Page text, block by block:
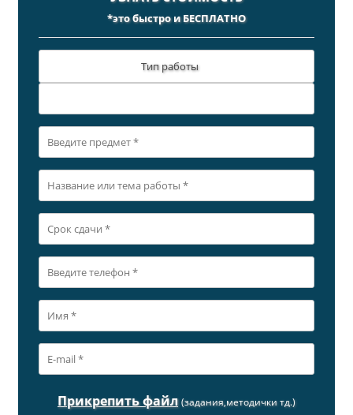
*это быстро и БЕСПЛАТНО
Тип работы
Прикрепить файл (задания,методички тд.)